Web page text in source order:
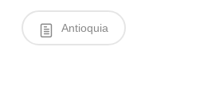
Antioquia